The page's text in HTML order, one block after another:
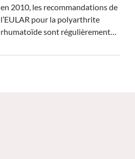
en 2010, les recommandations de
l’EULAR pour la polyarthrite
rhumatoïde sont régulièrement
résulte du travail d’un groupe